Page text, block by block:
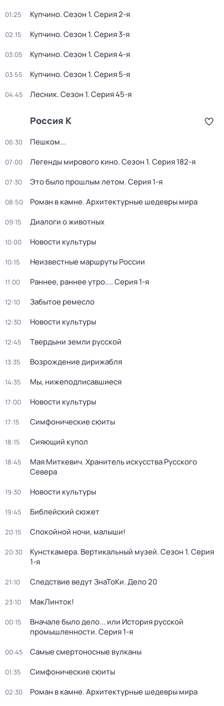
01:25 Купчино. Сезон 1. Серия 2-я
02:15 Купчино. Сезон 1. Серия 3-я
03:05 Купчино. Сезон 1. Серия 4-я
03:55 Купчино. Сезон 1. Серия 5-я
04:45 Лесник. Сезон 1. Серия 45-я
Россия К
06:30 Пешком...
07:00 Легенды мирового кино. Сезон 1. Серия 182-я
07:30 Это было прошлым летом. Серия 1-я
08:50 Роман в камне. Архитектурные шедевры мира
09:15 Диалоги о животных
10:00 Новости культуры
10:15 Неизвестные маршруты России
11:00 Раннее, раннее утро.... Серия 1-я
12:10 Забытое ремесло
12:30 Новости культуры
12:45 Твердыни земли русской
13:35 Возрождение дирижабля
14:35 Мы, нижеподписавшиеся
17:00 Новости культуры
17:15 Симфонические сюиты
18:15 Сияющий купол
18:45
Мая Миткевич. Хранитель искусства Русского
Севера
19:30 Новости культуры
19:45 Библейский сюжет
20:15 Спокойной ночи, малыши!
20:30 Кунсткамера. Вертикальный музей. Сезон 1. Серия
1-я
21:10 Следствие ведут ЗнаТоКи. Дело 20
23:10 МакЛинток!
00:15
Вначале было дело... или История русской
промышленности. Серия 1-я
00:45 Самые смертоносные вулканы
01:35 Симфонические сюиты
02:30 Роман в камне. Архитектурные шедевры мира